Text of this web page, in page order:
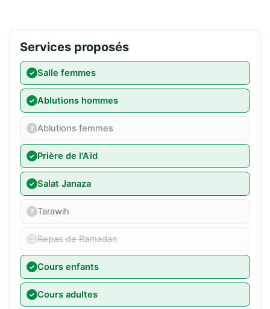
Services proposés
Salle femmes
Ablutions hommes
Ablutions femmes
Prière de l'Aïd
Salat Janaza
Tarawih
Repas de Ramadan
Cours enfants
Cours adultes